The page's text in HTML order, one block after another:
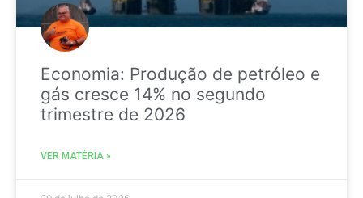
Economia: Produção de petróleo e
gás cresce 14% no segundo
trimestre de 2026
VER MATÉRIA »